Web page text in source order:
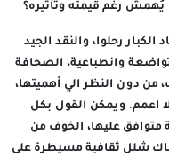
يُهمش رغم قيمته وتأثيره؟
رحلوا، والنقد الجيد
وانطباعية، الصحافة
من دون النظر الي أهميتها،
اعمم. ويمكن القول بكل
عليها، الخوف من
شلل ثقافية مسيطرة على